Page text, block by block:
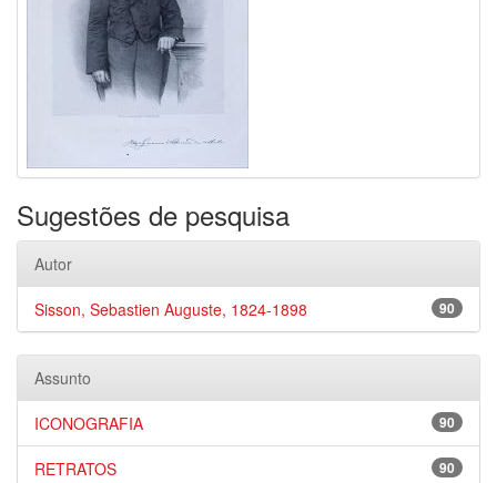
Sugestões de pesquisa
Autor
90
Sisson, Sebastien Auguste, 1824-1898
Assunto
90
ICONOGRAFIA
90
RETRATOS